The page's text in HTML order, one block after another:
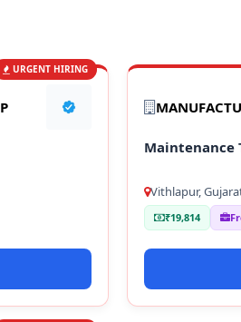
URGENT HIRING
Maintenance
Vithlapur,
₹19,814